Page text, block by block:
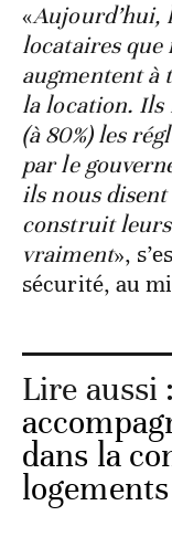
«Aujourd’hui,
locataires que
augmentent à
la location. Ils
(à 80%) les
par le
ils nous disent
construit
vraiment»,
sécurité, au
Lire aussi :
dans la